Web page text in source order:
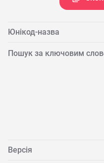
Юнікод-назва
Пошук за ключовим
Версія